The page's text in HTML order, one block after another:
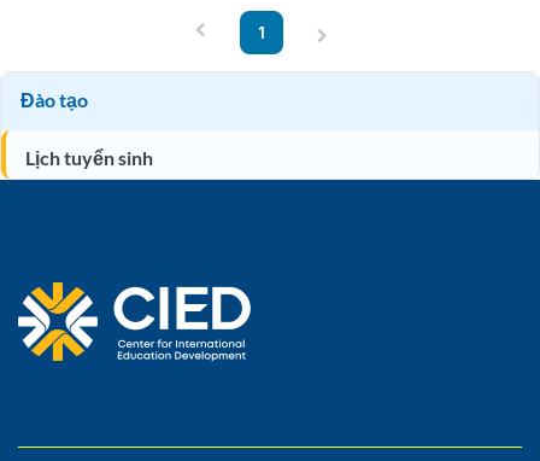
‹ 1 ›
Đào tạo
Lịch tuyển sinh